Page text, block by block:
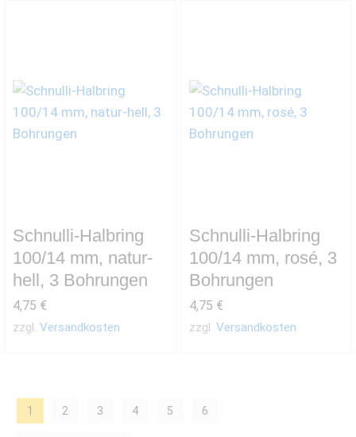
Schnulli-Halbring
100/14 mm, natur-
hell, 3 Bohrungen
4,75 €
zzgl. Versandkosten
Schnulli-Halbring
100/14 mm, rosé, 3
Bohrungen
4,75 €
zzgl. Versandkosten
1 2 3 4 5 6